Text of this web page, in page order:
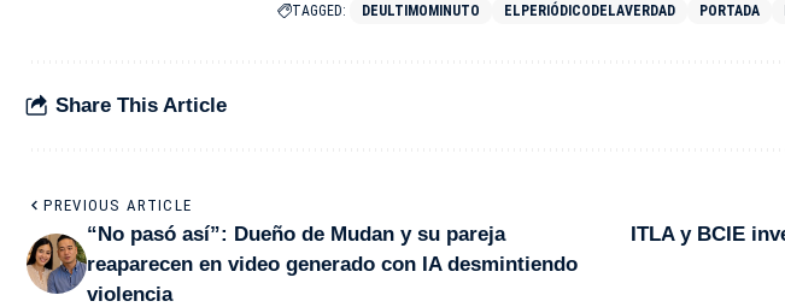
TAGGED: DEULTIMOMINUTO ELPERIÓDICODELAVERDAD PORTADA
Share This Article
PREVIOUS ARTICLE
“No pasó así”: Dueño de Mudan y su pareja
reaparecen en video generado con IA desmintiendo
violencia
ITLA y BCIE